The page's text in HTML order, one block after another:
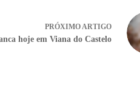
PRÓXIMOARTIGO
hoje em Viana do Castelo